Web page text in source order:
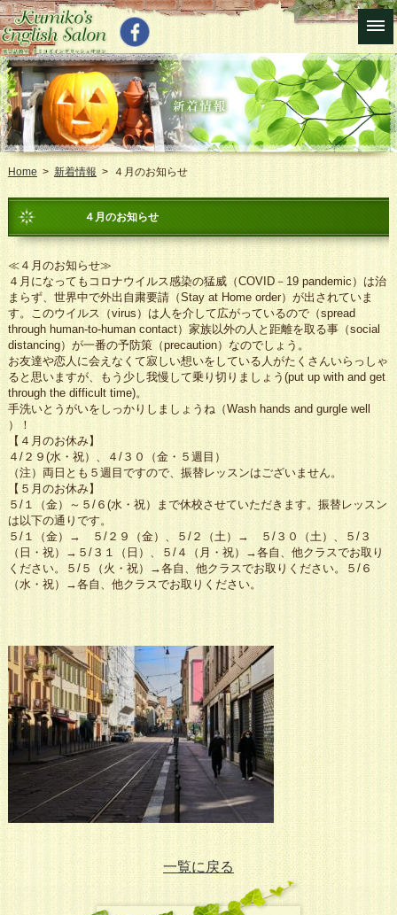
Home > 新着情報 > ４月のお知らせ
４月のお知らせ
≪４月のお知らせ≫
４月になってもコロナウイルス感染の猛威（COVID－19 pandemic）は治
まらず、世界中で外出自粛要請（Stay at Home order）が出されていま
す。このウイルス（virus）は人を介して広がっているので（spread
through human-to-human contact）家族以外の人と距離を取る事（social
distancing）が一番の予防策（precaution）なのでしょう。
お友達や恋人に会えなくて寂しい想いをしている人がたくさんいらっしゃ
ると思いますが、もう少し我慢して乗り切りましょう(put up with and get
through the difficult time)。
手洗いとうがいをしっかりしましょうね（Wash hands and gurgle well
）！
【４月のお休み】
４/２９(水・祝）、４/３０（金・５週目）
（注）両日とも５週目ですので、振替レッスンはございません。
【５月のお休み】
５/１（金）～５/６(水・祝）まで休校させていただきます。振替レッスン
は以下の通りです。
５/１（金）→ ５/２９（金）、５/２（土）→ ５/３０（土）、５/３
（日・祝）→５/３１（日）、５/４（月・祝）→各自、他クラスでお取り
ください。５/５（火・祝）→各自、他クラスでお取りください。５/６
（水・祝）→各自、他クラスでお取りください。
一覧に戻る